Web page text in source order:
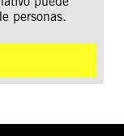
personas.